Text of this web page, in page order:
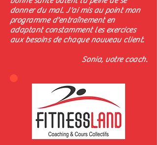
donner du mal. J'ai mis au point mon
programme d'entraînement en
adaptant constamment les exercices
aux besoins de chaque nouveau client.
Sonia, votre coach.